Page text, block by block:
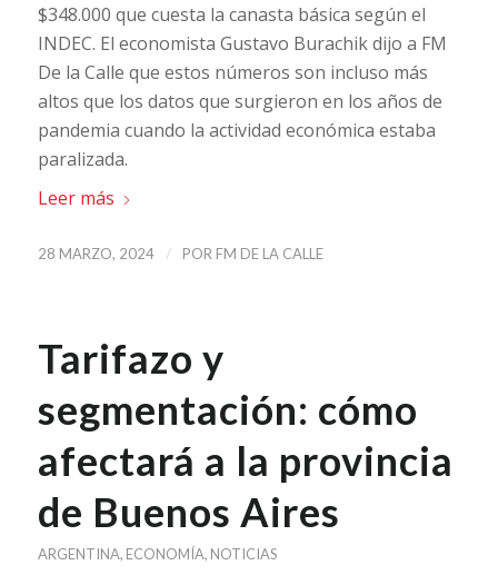
$348.000 que cuesta la canasta básica según el
INDEC. El economista Gustavo Burachik dijo a FM
De la Calle que estos números son incluso más
altos que los datos que surgieron en los años de
pandemia cuando la actividad económica estaba
paralizada.
Leer más
28 MARZO, 2024 / POR FM DE LA CALLE
Tarifazo y
segmentación: cómo
afectará a la provincia
de Buenos Aires
ARGENTINA, ECONOMÍA, NOTICIAS